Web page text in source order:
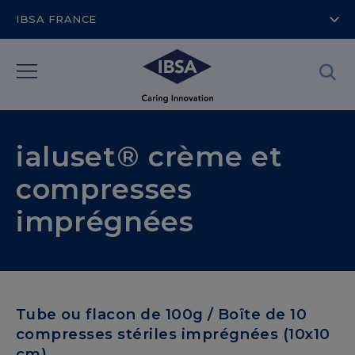
IBSA FRANCE
ialuset® crème et
compresses
imprégnées
Tube ou flacon de 100g / Boîte de 10
compresses stériles imprégnées (10x10